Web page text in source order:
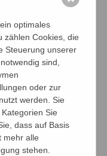
optimales
zählen Cookies, die
Steuerung unserer
sind,
oder zur
werden. Sie
Sie
dass auf Basis
mehr alle
stehen.